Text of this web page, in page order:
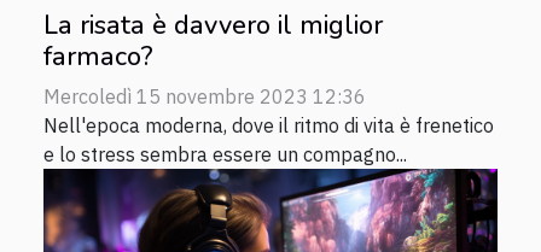
La risata è davvero il miglior
farmaco?
Mercoledì 15 novembre 2023 12:36
Nell'epoca moderna, dove il ritmo di vita è frenetico
e lo stress sembra essere un compagno...